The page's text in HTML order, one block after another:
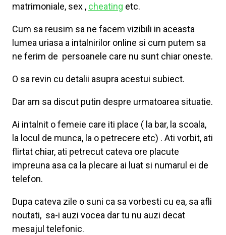
matrimoniale, sex , cheating etc.
Cum sa reusim sa ne facem vizibili in aceasta
lumea uriasa a intalnirilor online si cum putem sa
ne ferim de persoanele care nu sunt chiar oneste.
O sa revin cu detalii asupra acestui subiect.
Dar am sa discut putin despre urmatoarea situatie.
Ai intalnit o femeie care iti place ( la bar, la scoala,
la locul de munca, la o petrecere etc) . Ati vorbit, ati
flirtat chiar, ati petrecut cateva ore placute
impreuna asa ca la plecare ai luat si numarul ei de
telefon.
Dupa cateva zile o suni ca sa vorbesti cu ea, sa afli
noutati, sa-i auzi vocea dar tu nu auzi decat
mesajul telefonic.